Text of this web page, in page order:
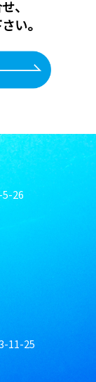
、
い。
5-26
11-25